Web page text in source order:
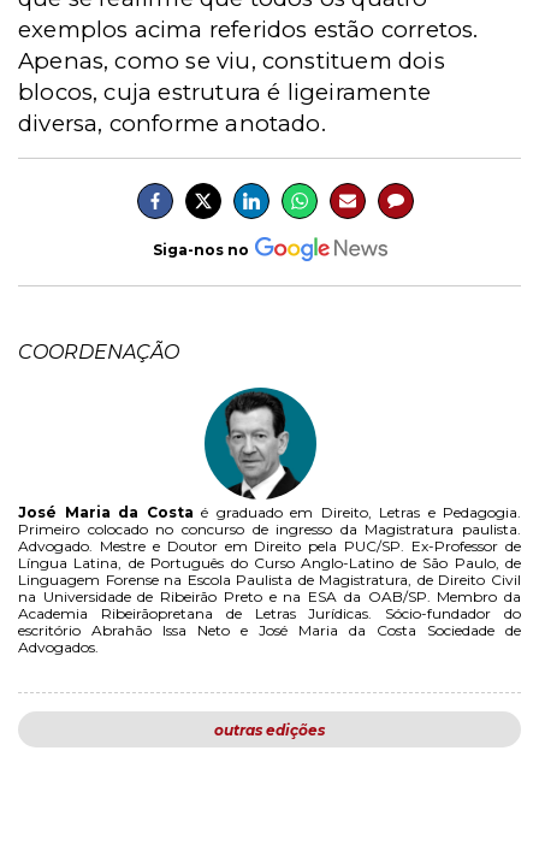
exemplos acima referidos estão corretos.
Apenas, como se viu, constituem dois
blocos, cuja estrutura é ligeiramente
diversa, conforme anotado.
Siga-nos no
COORDENAÇÃO
José Maria da Costa é graduado em Direito, Letras e Pedagogia.
Primeiro colocado no concurso de ingresso da Magistratura paulista.
Advogado. Mestre e Doutor em Direito pela PUC/SP. Ex-Professor de
Língua Latina, de Português do Curso Anglo-Latino de São Paulo, de
Linguagem Forense na Escola Paulista de Magistratura, de Direito Civil
na Universidade de Ribeirão Preto e na ESA da OAB/SP. Membro da
Academia Ribeirãopretana de Letras Jurídicas. Sócio-fundador do
escritório Abrahão Issa Neto e José Maria da Costa Sociedade de
Advogados.
outras edições